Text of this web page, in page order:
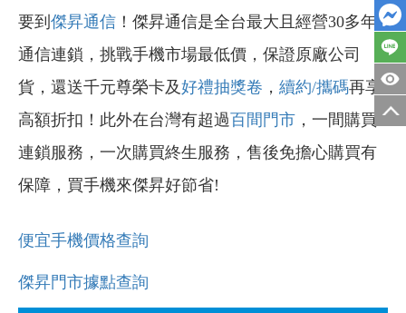
要到 傑昇通信 ！傑昇通信是全台最大且經營30多年
通信連鎖，挑戰手機市場最低價，保證原廠公司
貨，還送千元尊榮卡及好禮抽獎卷 ， 續約/攜碼再享
高額折扣！此外在台灣有超過百間門市 ，一間購買
連鎖服務，一次購買終生服務，售後免擔心購買有
保障，買手機來傑昇好節省!
便宜手機價格查詢
傑昇門市據點查詢